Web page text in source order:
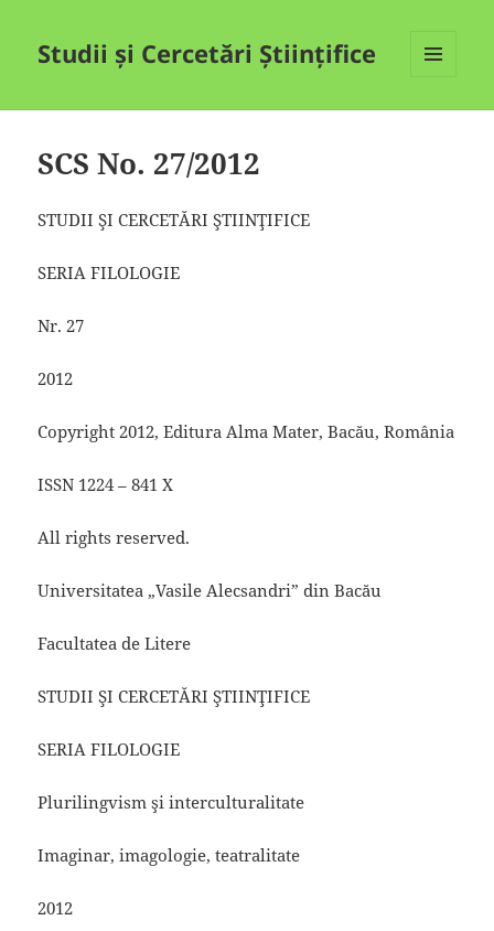
Studii și Cercetări Științifice
SCS No. 27/2012
STUDII ŞI CERCETĂRI ŞTIINŢIFICE
SERIA FILOLOGIE
Nr. 27
2012
Copyright 2012, Editura Alma Mater, Bacău, România
ISSN 1224 – 841 X
All rights reserved.
Universitatea „Vasile Alecsandri” din Bacău
Facultatea de Litere
STUDII ŞI CERCETĂRI ŞTIINŢIFICE
SERIA FILOLOGIE
Plurilingvism şi interculturalitate
Imaginar, imagologie, teatralitate
2012